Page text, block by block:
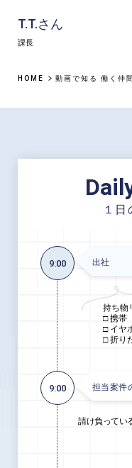
T.T.さん
課長
HOME 動画で知る 働く仲間
１
9:00 出社
持ち物
□ 携帯
□ イヤ
□ 折り
9:00 担当案件
請け負ってい